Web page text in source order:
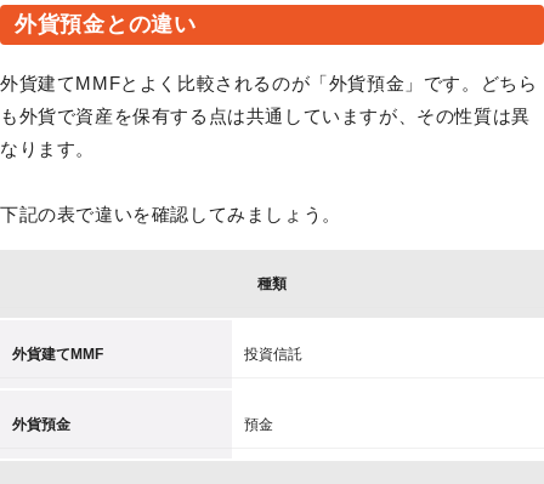
外貨預金との違い
外貨建てMMFとよく比較されるのが「外貨預金」です。どちら
も外貨で資産を保有する点は共通していますが、その性質は異
なります。
下記の表で違いを確認してみましょう。
種類
外貨建てMMF 投資信託
外貨預金 預金